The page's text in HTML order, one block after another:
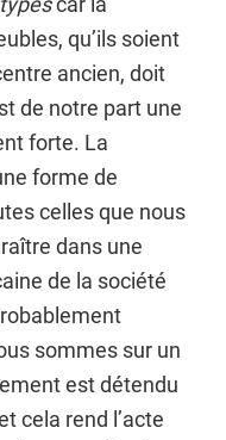
qu’ils soient
ancien, doit
de notre part une
forte. La
forme de
celles que nous
dans une
de la société
sommes sur un
est détendu
cela rend l’acte